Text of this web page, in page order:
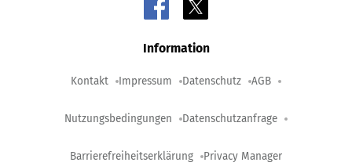
Information
Kontakt Impressum Datenschutz AGB
Nutzungsbedingungen Datenschutzanfrage
Barrierefreiheitserklärung Privacy Manager